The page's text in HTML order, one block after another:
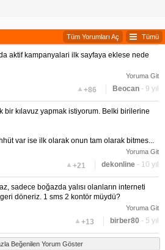
Tümü
Tüm Yorumları Aç
aktif kampanyalari ilk sayfaya eklese nede
Yoruma Git
Beocan - 9 yıl
+86
▲
bir kılavuz yapmak istiyorum. Belki birilerine
var ise ilk olarak onun tam olarak bitmes...
Yoruma Git
dekonline - 10 yıl
+21
▲
sadece boğazda yalısı olanların interneti
döneriz. 1 sms 2 kontör müydü?
Yoruma Git
birber80 - 5 yıl
+13
▲
Beğenilen Yorum Göster